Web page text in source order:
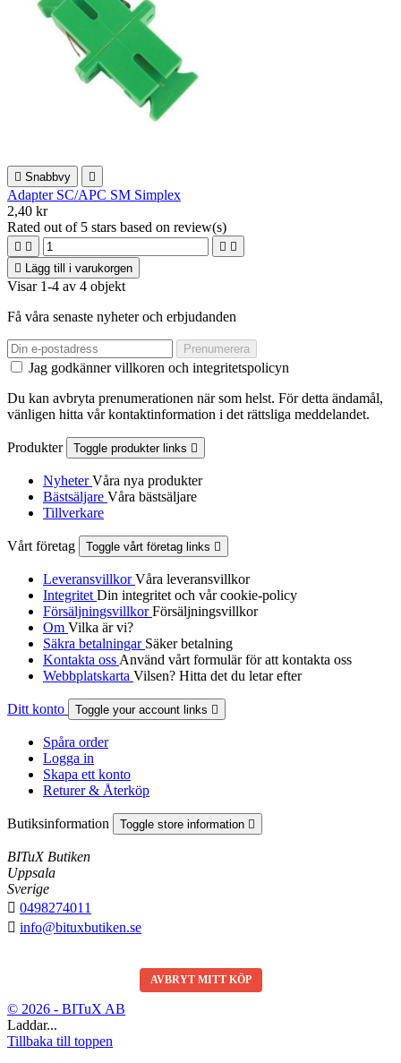
 Snabbvy 
Adapter SC/APC SM Simplex
2,40 kr
Rated out of 5 stars based on review(s)
   

Lägg till i varukorgen
Visar 1-4 av 4 objekt
Få våra senaste nyheter och erbjudanden
Jag godkänner villkoren och integritetspolicyn
Du kan avbryta prenumerationen när som helst. För detta ändamål,
vänligen hitta vår kontaktinformation i det rättsliga meddelandet.
Produkter Toggle produkter links 
NyheterVåra nya produkter
Bästsäljare Våra bästsäljare
Tillverkare
Vårt företag Toggle vårt företag links 
LeveransvillkorVåra leveransvillkor
Integritet Din integritet och vår cookie-policy
FörsäljningsvillkorFörsäljningsvillkor
Om Vilka är vi?
Säkra betalningar Säker betalning
Kontakta oss Använd vårt formulär för att kontakta oss
Webbplatskarta Vilsen? Hitta det du letar efter
Ditt konto Toggle your account links 
Spåra order
Logga in
Skapa ett konto
Returer & Återköp
Butiksinformation Toggle store information 
BITuX Butiken
Uppsala
Sverige
 0498274011
 info@bituxbutiken.se
AVBRYT MITT KÖP
© 2026 - BITuX AB
Laddar...
Tillbaka till toppen